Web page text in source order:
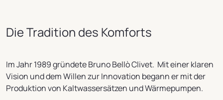
Die Tradition des Komforts
Im Jahr 1989 gründete Bruno Bellò Clivet. Mit einer klaren
Vision und dem Willen zur Innovation begann er mit der
Produktion von Kaltwassersätzen und Wärmepumpen.